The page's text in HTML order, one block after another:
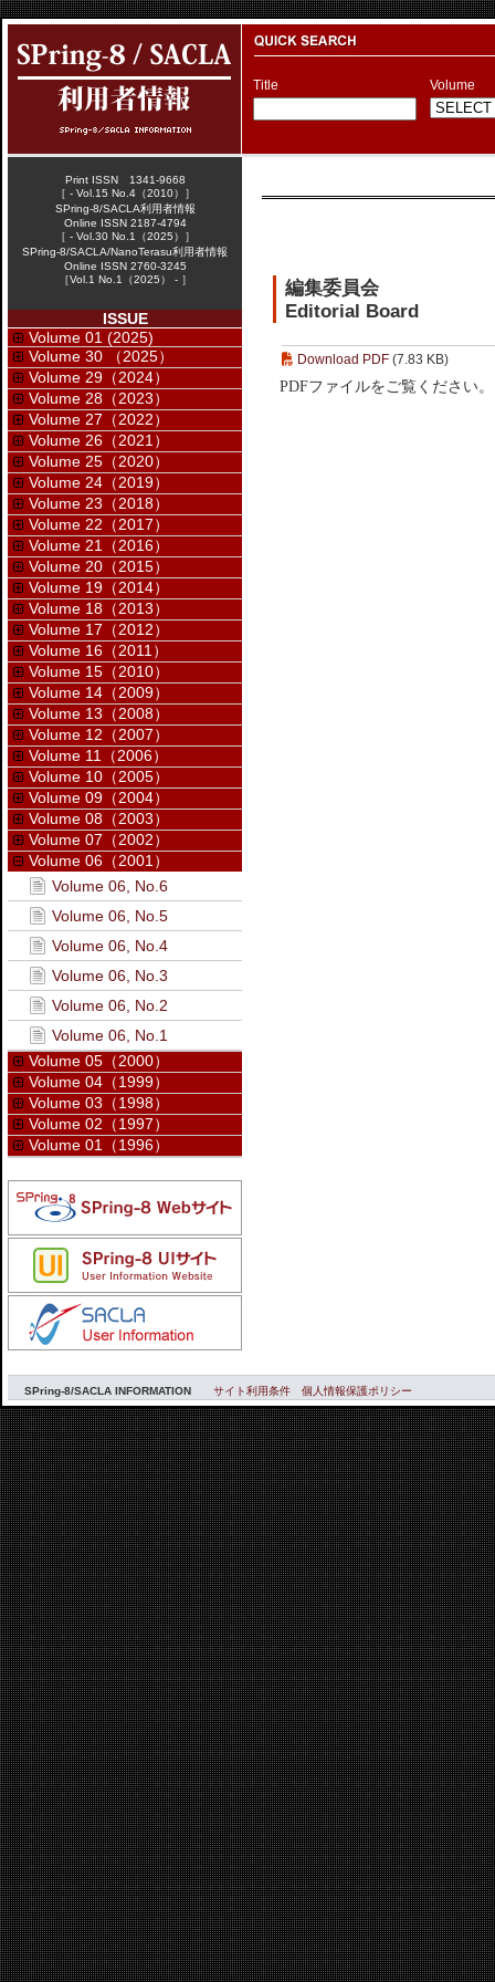
Title Volume
編集委員会
Editorial Board
Download PDF (7.83 KB)
PDFファイルをご覧ください。
Print ISSN 1341-9668
［ - Vol.15 No.4（2010）］
SPring-8/SACLA利用者情報
Online ISSN 2187-4794
［ - Vol.30 No.1（2025）］
SPring-8/SACLA/NanoTerasu利用者情報
Online ISSN 2760-3245
［Vol.1 No.1（2025） - ］
ISSUE
Volume 01 (2025)
Volume 30 （2025）
Volume 29（2024）
Volume 28（2023）
Volume 27（2022）
Volume 26（2021）
Volume 25（2020）
Volume 24（2019）
Volume 23（2018）
Volume 22（2017）
Volume 21（2016）
Volume 20（2015）
Volume 19（2014）
Volume 18（2013）
Volume 17（2012）
Volume 16（2011）
Volume 15（2010）
Volume 14（2009）
Volume 13（2008）
Volume 12（2007）
Volume 11（2006）
Volume 10（2005）
Volume 09（2004）
Volume 08（2003）
Volume 07（2002）
Volume 06（2001）
Volume 06, No.6
Volume 06, No.5
Volume 06, No.4
Volume 06, No.3
Volume 06, No.2
Volume 06, No.1
Volume 05（2000）
Volume 04（1999）
Volume 03（1998）
Volume 02（1997）
Volume 01（1996）
SPring-8/SACLA INFORMATION サイト利用条件 個人情報保護ポリシー